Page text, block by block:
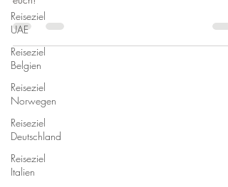
Reiseziel
UAE
Reiseziel
Belgien
Reiseziel
Norwegen
Reiseziel
Deutschland
Reiseziel
Italien